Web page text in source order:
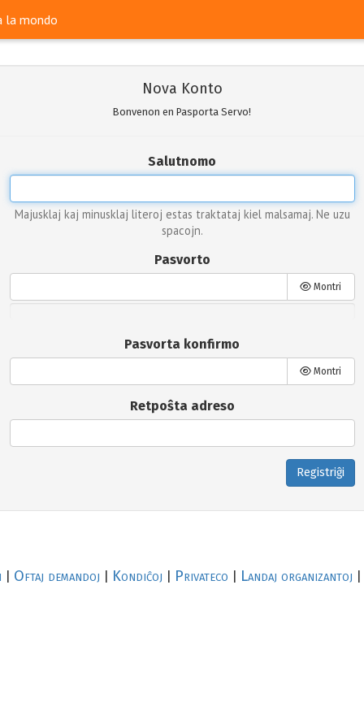
la mondo
Nova Konto
Bonvenon en Pasporta Servo!
Salutnomo
Majusklaj kaj minusklaj literoj estas traktataj kiel malsamaj. Ne uzu
spacojn.
Pasvorto
Montri
Pasvorta konfirmo
Montri
Retpoŝta adreso
Registriĝi
Oftaj demandoj Kondiĉoj Privateco Landaj organizantoj